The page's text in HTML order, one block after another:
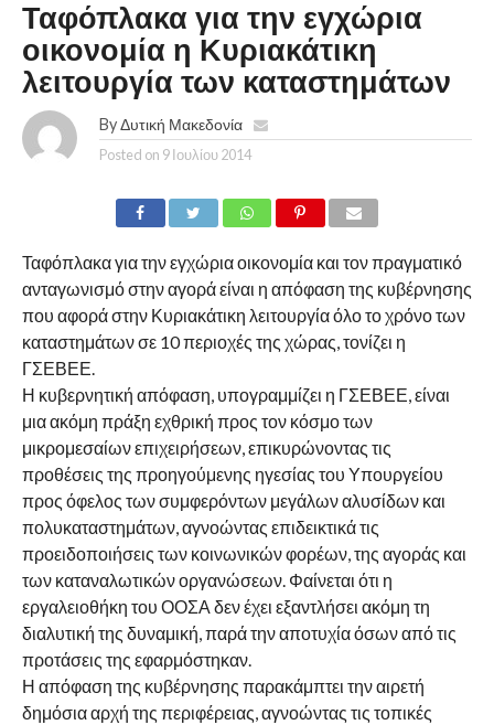
Ταφόπλακα για την εγχώρια
οικονομία η Κυριακάτικη
λειτουργία των καταστημάτων
By Δυτική Μακεδονία
Posted on 9 Ιουλίου 2014
Ταφόπλακα για την εγχώρια οικονομία και τον πραγματικό
ανταγωνισμό στην αγορά είναι η απόφαση της κυβέρνησης
που αφορά στην Κυριακάτικη λειτουργία όλο το χρόνο των
καταστημάτων σε 10 περιοχές της χώρας, τονίζει η
ΓΣΕΒΕΕ.
Η κυβερνητική απόφαση, υπογραμμίζει η ΓΣΕΒΕΕ, είναι
μια ακόμη πράξη εχθρική προς τον κόσμο των
μικρομεσαίων επιχειρήσεων, επικυρώνοντας τις
προθέσεις της προηγούμενης ηγεσίας του Υπουργείου
προς όφελος των συμφερόντων μεγάλων αλυσίδων και
πολυκαταστημάτων, αγνοώντας επιδεικτικά τις
προειδοποιήσεις των κοινωνικών φορέων, της αγοράς και
των καταναλωτικών οργανώσεων. Φαίνεται ότι η
εργαλειοθήκη του ΟΟΣΑ δεν έχει εξαντλήσει ακόμη τη
διαλυτική της δυναμική, παρά την αποτυχία όσων από τις
προτάσεις της εφαρμόστηκαν.
Η απόφαση της κυβέρνησης παρακάμπτει την αιρετή
δημόσια αρχή της περιφέρειας, αγνοώντας τις τοπικές